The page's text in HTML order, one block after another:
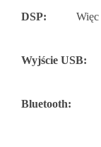
DSP: Więc
Wyjście USB:
Bluetooth: